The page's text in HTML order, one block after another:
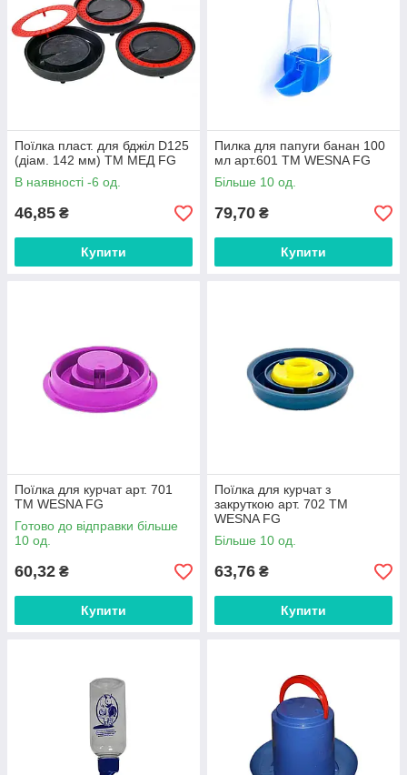
Поїлка пласт. для бджіл D125
(діам. 142 мм) ТМ МЕД FG
В наявності -6 од.
46,85 ₴
Купити
Пилка для папуги банан 100
мл арт.601 ТМ WESNA FG
Більше 10 од.
79,70 ₴
Купити
Поїлка для курчат арт. 701
ТМ WESNA FG
Готово до відправки більше
10 од.
60,32 ₴
Купити
Поїлка для курчат з
закруткою арт. 702 ТМ
WESNA FG
Більше 10 од.
63,76 ₴
Купити